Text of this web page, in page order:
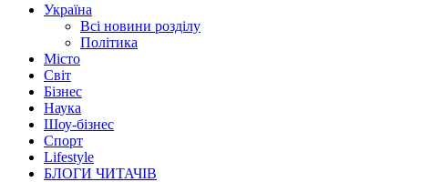
Україна
Всі новини розділу
Політика
Місто
Світ
Бізнес
Наука
Шоу-бізнес
Спорт
Lifestyle
БЛОГИ ЧИТАЧІВ